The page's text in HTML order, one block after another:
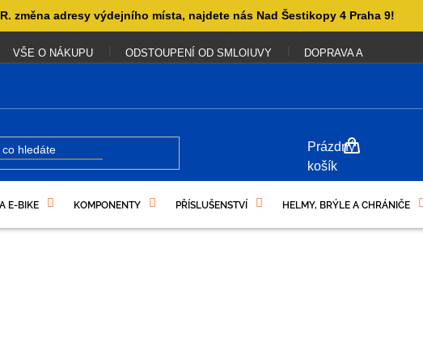
změna adresy výdejního místa, najdete nás Nad Šestikopy 4 Praha 9!
VŠE O NÁKUPU ODSTOUPENÍ OD SMLOIUVY DOPRAVA A PLATBA
NÁKUPNÍ
KOŠÍK
Prázdný
košík
E-BIKE KOMPONENTY PŘÍSLUŠENSTVÍ HELMY, BRÝLE A CHRÁNIČE